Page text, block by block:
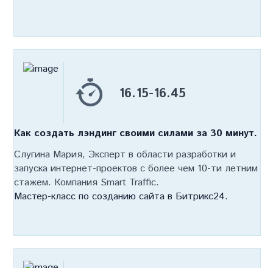
16.15-16.45
Как создать лэндинг своими силами за 30 минут.
Слугина Мария, Эксперт в области разработки и
запуска интернет-проектов с более чем 10-ти летним
стажем. Компания Smart Traffic.
Мастер-класс по созданию сайта в Битрикс24.